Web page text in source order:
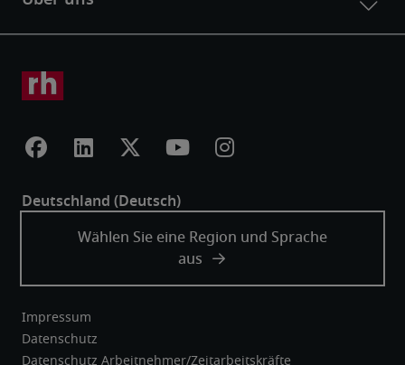
Impressum
Datenschutz
Datenschutz Arbeitnehmer/Zeitarbeitskräfte